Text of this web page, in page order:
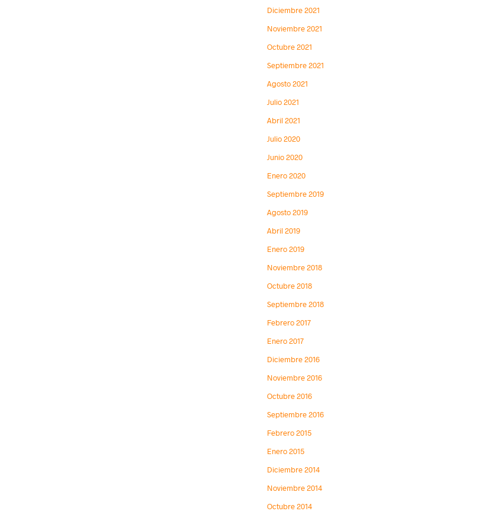
Diciembre 2021
Noviembre 2021
Octubre 2021
Septiembre 2021
Agosto 2021
Julio 2021
Abril 2021
Julio 2020
Junio 2020
Enero 2020
Septiembre 2019
Agosto 2019
Abril 2019
Enero 2019
Noviembre 2018
Octubre 2018
Septiembre 2018
Febrero 2017
Enero 2017
Diciembre 2016
Noviembre 2016
Octubre 2016
Septiembre 2016
Febrero 2015
Enero 2015
Diciembre 2014
Noviembre 2014
Octubre 2014